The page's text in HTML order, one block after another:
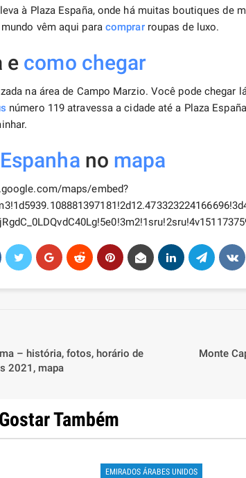
à Plaza España, onde há muitas boutiques de
vêm aqui para comprarroupas de luxo.
e como chegar
na área de Campo Marzio. Você pode chegar
número 119 atravessa a cidade até a Plaza
no mapa
maps/embed?
– história, fotos, horário de
2021, mapa
Monte
Também
EMIRADOS ÁRABES UNIDOS